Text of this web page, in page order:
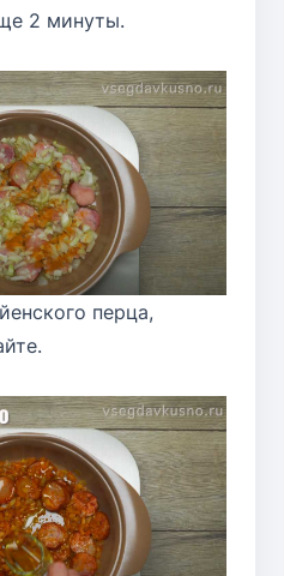
2 минуты.
перца,